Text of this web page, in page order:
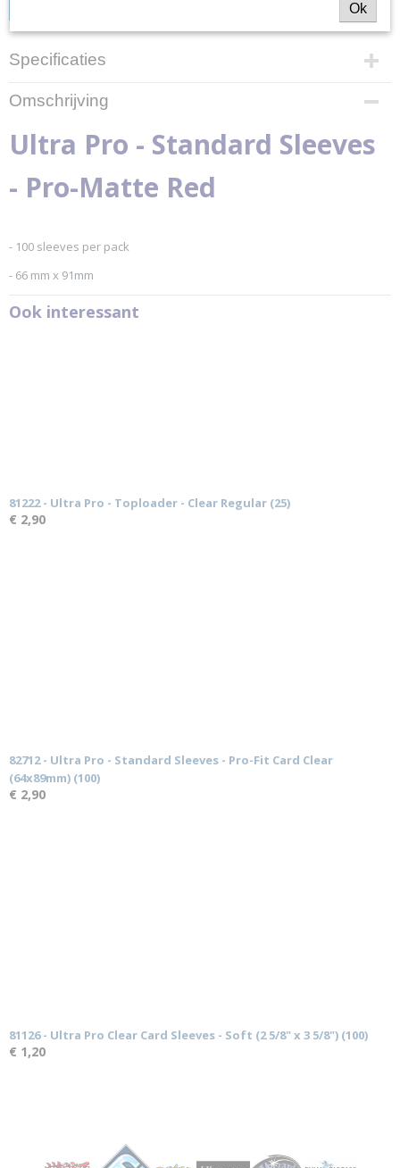
Specificaties
Productcode
84516
EAN code
074427845162
Ultra Pro
Omschrijving
Ultra Pro - Standard Sleeves
- Pro-Matte Red
- 100 sleeves per pack
- 66 mm x 91mm
Ook interessant
81222 - Ultra Pro - Toploader - Clear Regular (25)
€ 2,90
82712 - Ultra Pro - Standard Sleeves - Pro-Fit Card Clear
(64x89mm) (100)
€ 2,90
81126 - Ultra Pro Clear Card Sleeves - Soft (2 5/8" x 3 5/8") (100)
€ 1,20
Ok